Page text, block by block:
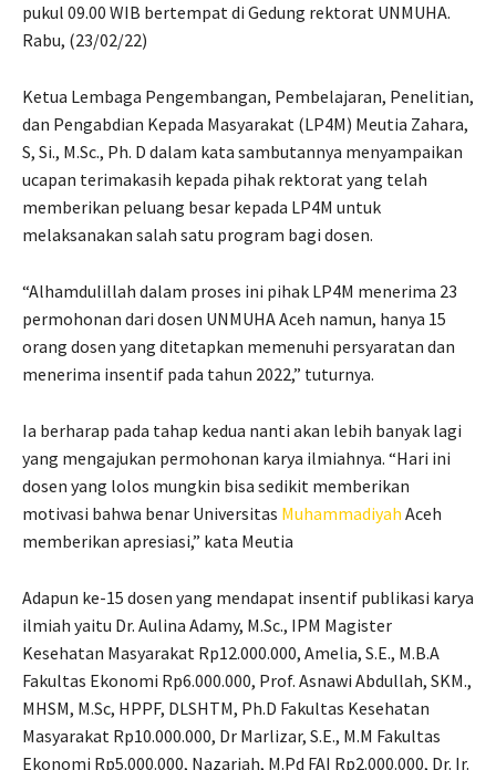
pukul 09.00 WIB bertempat di Gedung rektorat UNMUHA.
Rabu, (23/02/22)
Ketua Lembaga Pengembangan, Pembelajaran, Penelitian,
dan Pengabdian Kepada Masyarakat (LP4M) Meutia Zahara,
S, Si., M.Sc., Ph. D dalam kata sambutannya menyampaikan
ucapan terimakasih kepada pihak rektorat yang telah
memberikan peluang besar kepada LP4M untuk
melaksanakan salah satu program bagi dosen.
“Alhamdulillah dalam proses ini pihak LP4M menerima 23
permohonan dari dosen UNMUHA Aceh namun, hanya 15
orang dosen yang ditetapkan memenuhi persyaratan dan
menerima insentif pada tahun 2022,” tuturnya.
Ia berharap pada tahap kedua nanti akan lebih banyak lagi
yang mengajukan permohonan karya ilmiahnya. “Hari ini
dosen yang lolos mungkin bisa sedikit memberikan
motivasi bahwa benar Universitas Muhammadiyah Aceh
memberikan apresiasi,” kata Meutia
Adapun ke-15 dosen yang mendapat insentif publikasi karya
ilmiah yaitu Dr. Aulina Adamy, M.Sc., IPM Magister
Kesehatan Masyarakat Rp12.000.000, Amelia, S.E., M.B.A
Fakultas Ekonomi Rp6.000.000, Prof. Asnawi Abdullah, SKM.,
MHSM, M.Sc, HPPF, DLSHTM, Ph.D Fakultas Kesehatan
Masyarakat Rp10.000.000, Dr Marlizar, S.E., M.M Fakultas
Ekonomi Rp5.000.000, Nazariah, M.Pd FAI Rp2.000.000, Dr. Ir.